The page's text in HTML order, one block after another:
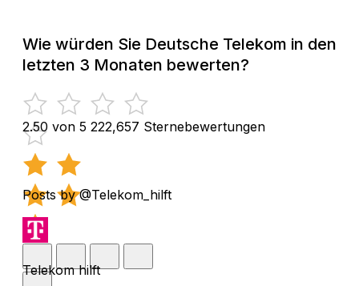
Wie würden Sie Deutsche Telekom in den
letzten 3 Monaten bewerten?
2.50 von 5 222,657 Sternebewertungen
Posts by @Telekom_hilft
Telekom hilft